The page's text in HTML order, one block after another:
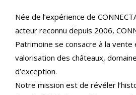
Née de l’expérience de
acteur reconnu depuis 2006,
Patrimoine se consacre à la vente
valorisation des châteaux,
d’exception.
Notre mission est de révéler
correspond
à
vos
critères